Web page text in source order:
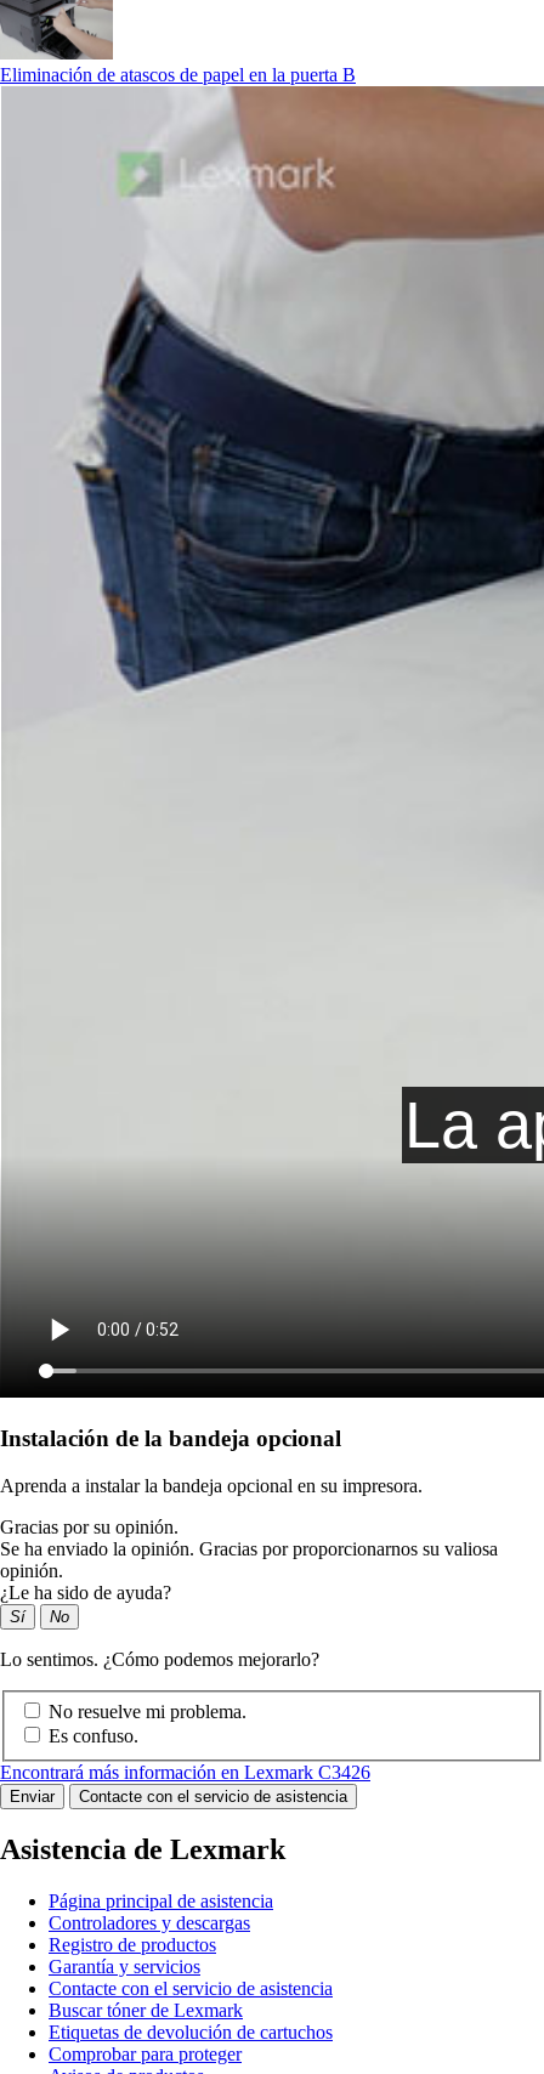
Eliminación de atascos de papel en la puerta B
Instalación de la bandeja opcional
Aprenda a instalar la bandeja opcional en su impresora.
Gracias por su opinión.
Se ha enviado la opinión. Gracias por proporcionarnos su valiosa
opinión.
¿Le ha sido de ayuda?
Sí No
Lo sentimos. ¿Cómo podemos mejorarlo?
No resuelve mi problema.
Es confuso.
Encontrará más información en Lexmark C3426
Enviar Contacte con el servicio de asistencia
Asistencia de Lexmark
Página principal de asistencia
Controladores y descargas
Registro de productos
Garantía y servicios
Contacte con el servicio de asistencia
Buscar tóner de Lexmark
Etiquetas de devolución de cartuchos
Comprobar para proteger